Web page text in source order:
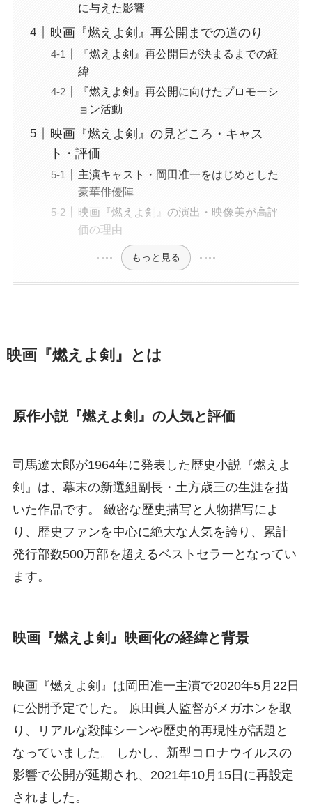
に与えた影響
映画『燃えよ剣』再公開までの道のり
『燃えよ剣』再公開日が決まるまでの経
緯
『燃えよ剣』再公開に向けたプロモーシ
ョン活動
映画『燃えよ剣』の見どころ・キャス
ト・評価
主演キャスト・岡田准一をはじめとした
豪華俳優陣
映画『燃えよ剣』の演出・映像美が高評
価の理由
もっと見る
映画『燃えよ剣』とは
原作小説『燃えよ剣』の人気と評価
司馬遼太郎が1964年に発表した歴史小説『燃えよ
剣』は、幕末の新選組副長・土方歳三の生涯を描
いた作品です。 緻密な歴史描写と人物描写によ
り、歴史ファンを中心に絶大な人気を誇り、累計
発行部数500万部を超えるベストセラーとなってい
ます。
映画『燃えよ剣』映画化の経緯と背景
映画『燃えよ剣』は岡田准一主演で2020年5月22日
に公開予定でした。 原田眞人監督がメガホンを取
り、リアルな殺陣シーンや歴史的再現性が話題と
なっていました。 しかし、新型コロナウイルスの
影響で公開が延期され、2021年10月15日に再設定
されました。